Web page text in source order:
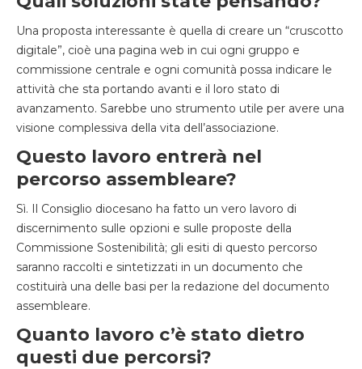
Una proposta interessante è quella di creare un “cruscotto
digitale”, cioè una pagina web in cui ogni gruppo e
commissione centrale e ogni comunità possa indicare le
attività che sta portando avanti e il loro stato di
avanzamento. Sarebbe uno strumento utile per avere una
visione complessiva della vita dell’associazione.
Questo lavoro entrerà nel
percorso assembleare?
Sì. Il Consiglio diocesano ha fatto un vero lavoro di
discernimento sulle opzioni e sulle proposte della
Commissione Sostenibilità; gli esiti di questo percorso
saranno raccolti e sintetizzati in un documento che
costituirà una delle basi per la redazione del documento
assembleare.
Quanto lavoro c’è stato dietro
questi due percorsi?